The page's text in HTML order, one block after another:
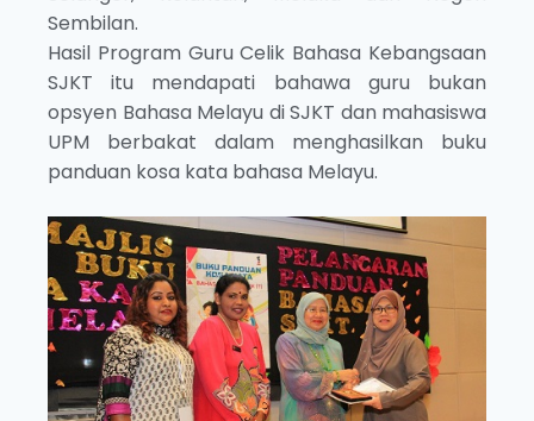
Sembilan.
Hasil Program Guru Celik Bahasa Kebangsaan
SJKT itu mendapati bahawa guru bukan
opsyen Bahasa Melayu di SJKT dan mahasiswa
UPM berbakat dalam menghasilkan buku
panduan kosa kata bahasa Melayu.